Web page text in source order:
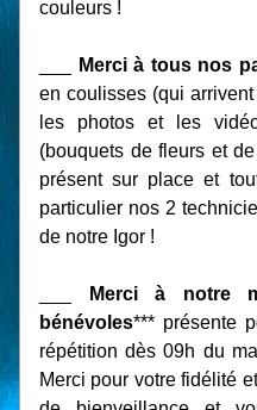
couleurs !
Merci à tous nos
en coulisses (qui
les photos et les
(bouquets de fleurs et
présent sur place et
particulier nos 2
de notre Igor !
Merci à notre
bénévoles*** présente
répétition dès 09h du
Merci pour votre fidélité